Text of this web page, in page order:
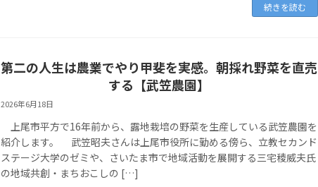
続きを読む
第二の人生は農業でやり甲斐を実感。朝採れ野菜を直売
する【武笠農園】
2026年6月18日
上尾市平方で16年前から、露地栽培の野菜を生産している武笠農園を
紹介します。 武笠昭夫さんは上尾市役所に勤める傍ら、立教セカンド
ステージ大学のゼミや、さいたま市で地域活動を展開する三宅稜威夫氏
の地域共創・まちおこしの […]